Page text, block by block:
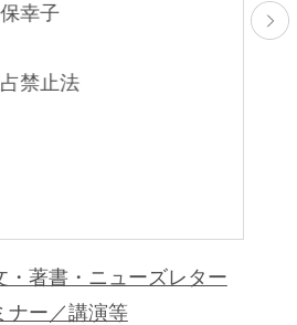
幸子
占禁止法
業
・著書・ニューズレター
ナー／講演等